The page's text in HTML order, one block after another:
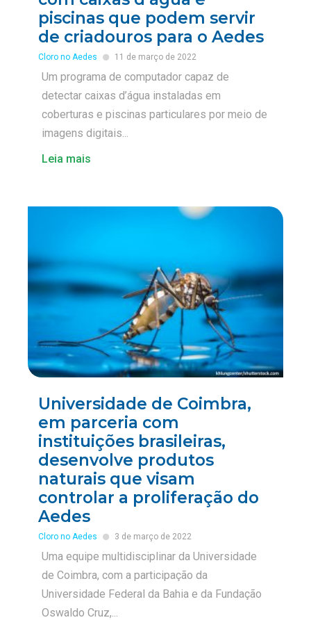
piscinas que podem servir
de criadouros para o Aedes
Cloro no Aedes 11 de março de 2022
Um programa de computador capaz de
detectar caixas d’água instaladas em
coberturas e piscinas particulares por meio de
imagens digitais...
Leia mais
Universidade de Coimbra,
em parceria com
instituições brasileiras,
desenvolve produtos
naturais que visam
controlar a proliferação do
Aedes
Cloro no Aedes 3 de março de 2022
Uma equipe multidisciplinar da Universidade
de Coimbra, com a participação da
Universidade Federal da Bahia e da Fundação
Oswaldo Cruz,...